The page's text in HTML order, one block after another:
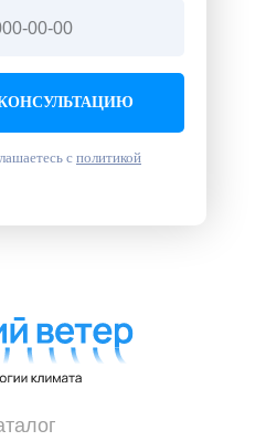
с политикой